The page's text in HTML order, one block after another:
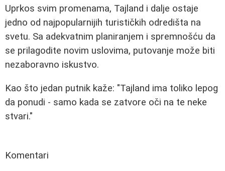
Uprkos svim promenama, Tajland i dalje ostaje
jedno od najpopularnijih turističkih odredišta na
svetu. Sa adekvatnim planiranjem i spremnošću da
se prilagodite novim uslovima, putovanje može biti
nezaboravno iskustvo.
Kao što jedan putnik kaže: "Tajland ima toliko lepog
da ponudi - samo kada se zatvore oči na te neke
stvari."
Komentari